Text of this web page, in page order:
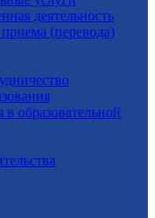
деятельность
(перевода)
образовательной